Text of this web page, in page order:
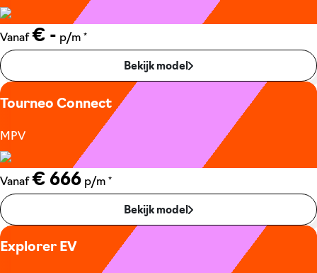
Vanaf € - p/m *
Bekijk model
Tourneo Connect
MPV
Vanaf€ 666 p/m *
Bekijk model
Explorer EV